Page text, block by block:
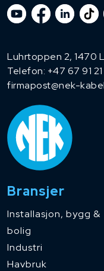
Luhrtoppen 2, 1470
Telefon: +47 67 91
firmapost@nek-
Bransjer
Installasjon, bygg &
bolig
Industri
Havbruk